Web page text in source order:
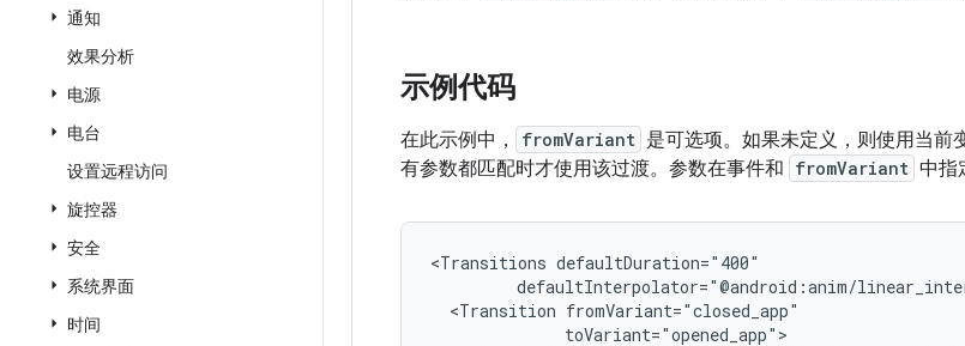
通知
效果分析
电源
电台
设置远程访问
旋控器
安全
系统界面
时间
示例代码
在此示例中， fromVariant 是可选项。如果未定义，则使用当前
有参数都匹配时才使用该过渡。参数在事件和 fromVariant 中指
<Transitions
<Transition